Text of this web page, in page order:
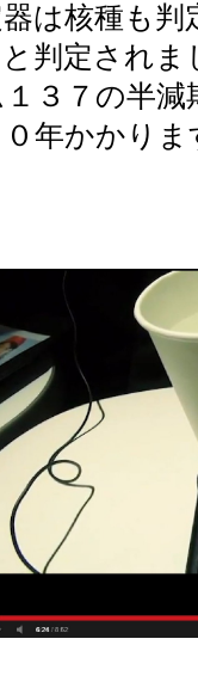
は核種も
判定されま
３７の半
年かかりま